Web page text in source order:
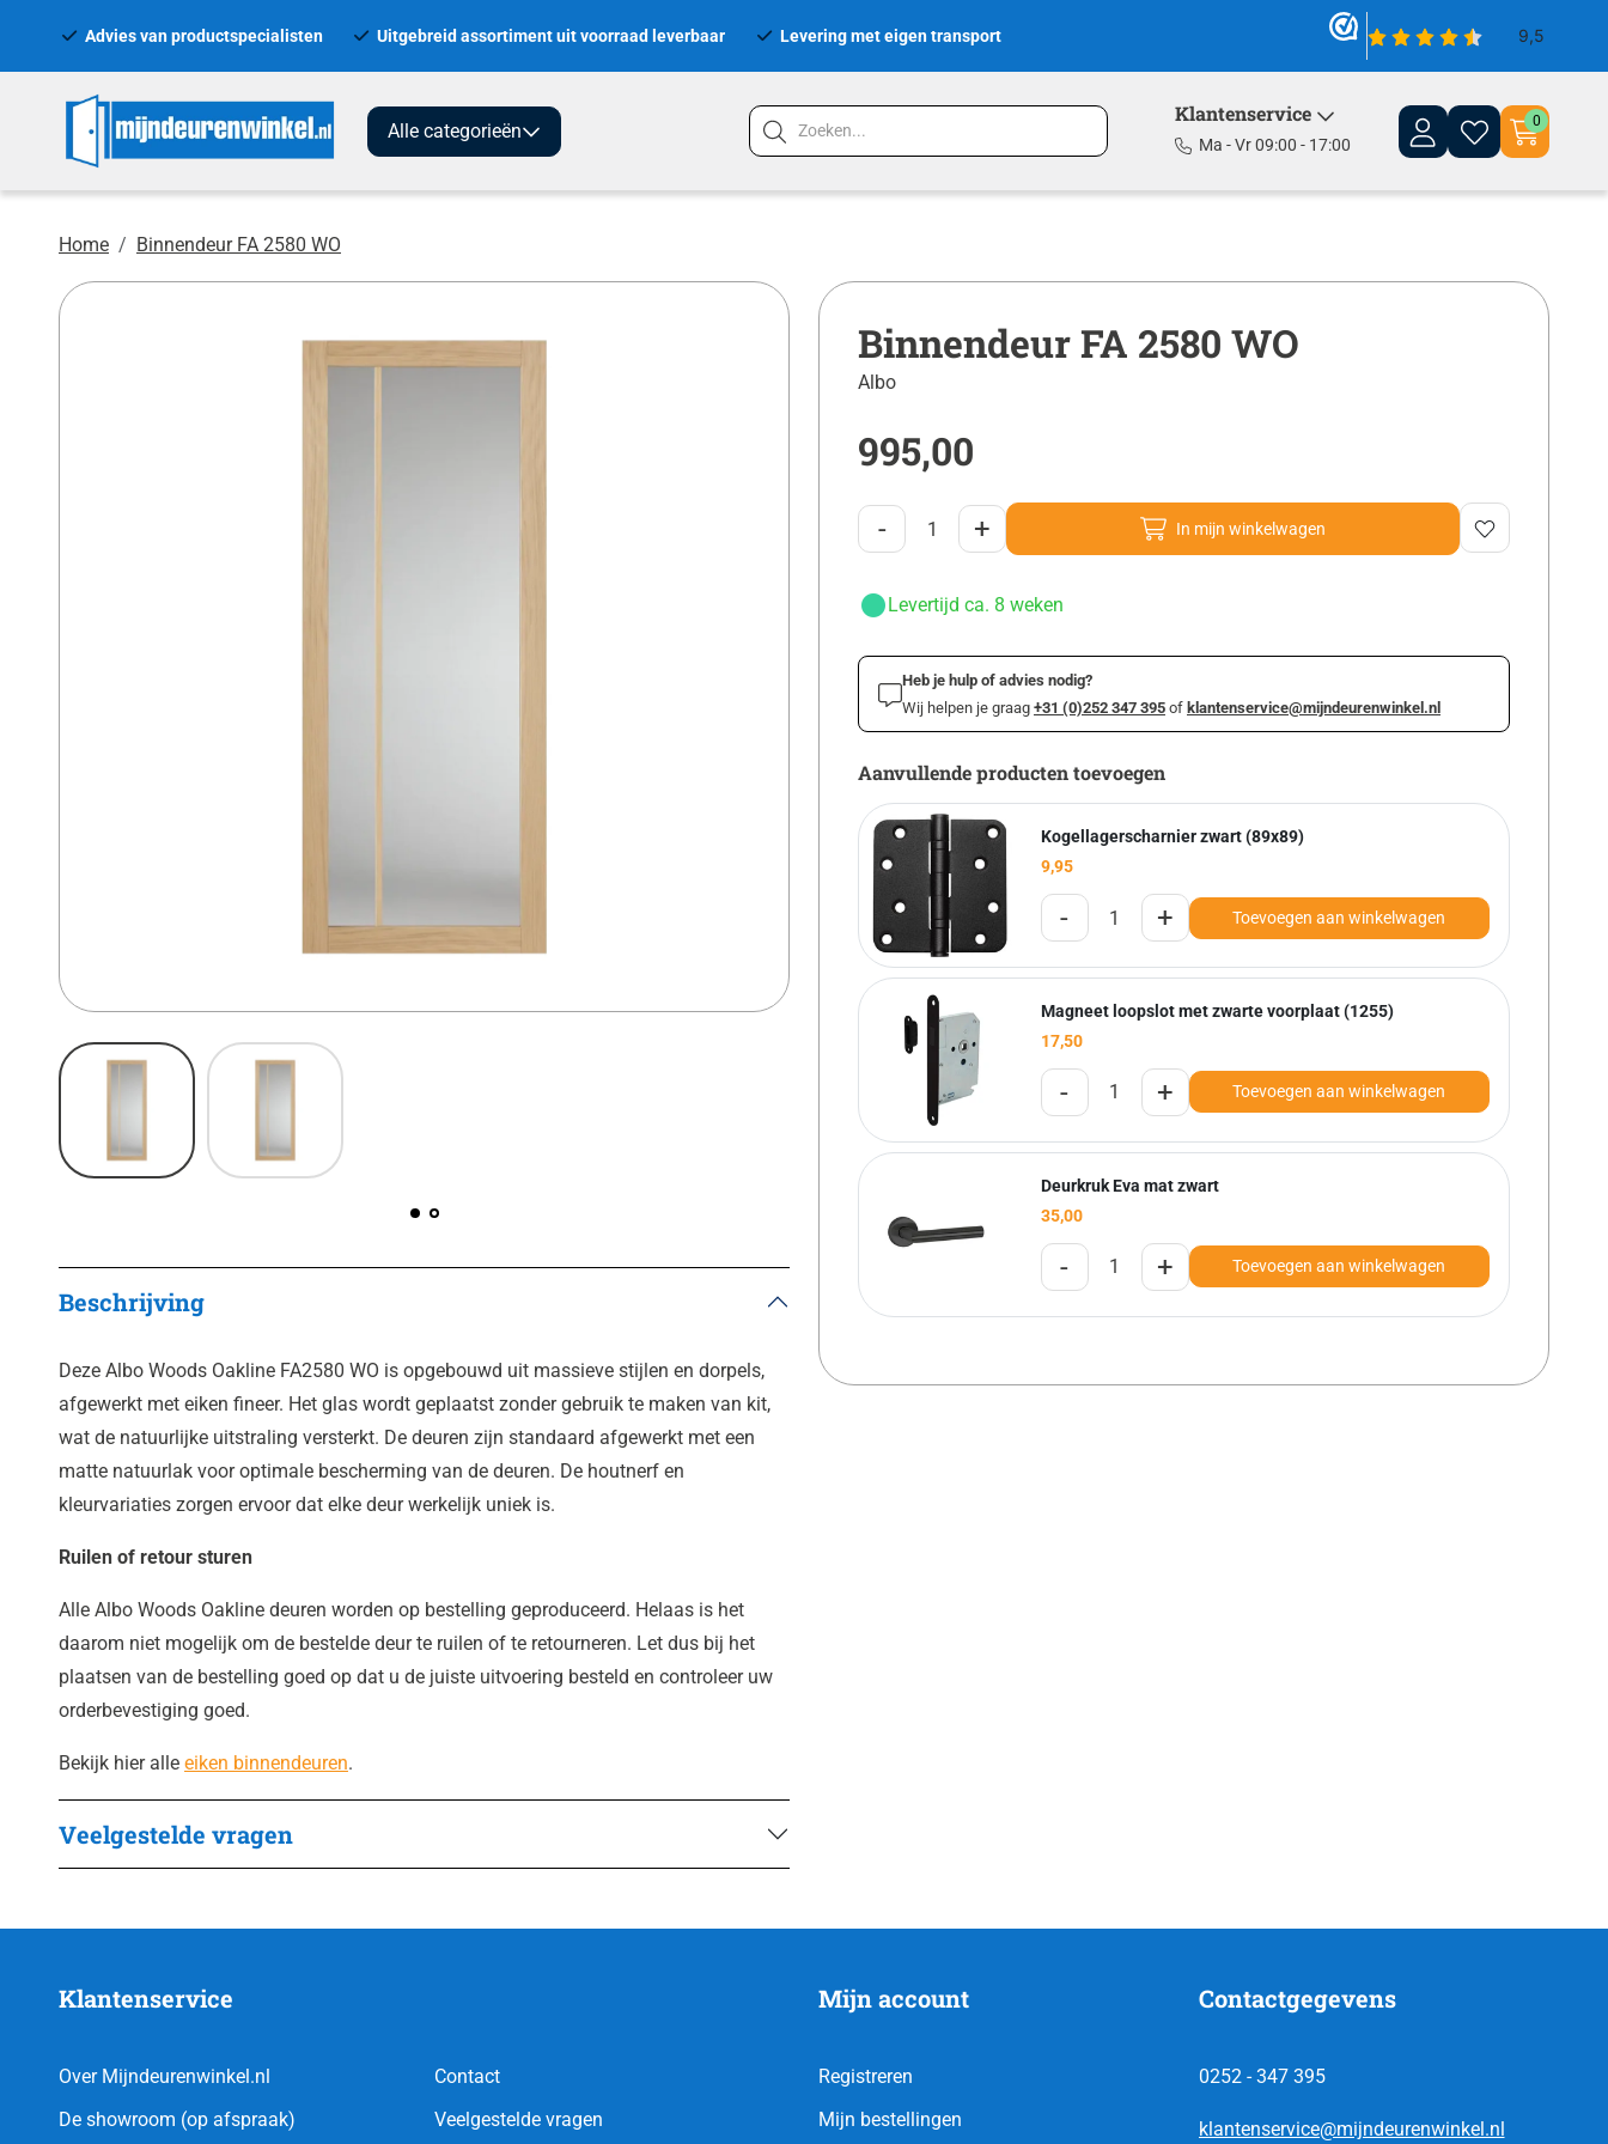
Advies van productspecialisten Uitgebreid assortiment uit voorraad leverbaar Levering met eigen transport
Alle categorieën
Klantenservice
Ma - Vr 09:00 - 17:00
0
Home Binnendeur FA 2580 WO
Beschrijving
Deze Albo Woods Oakline FA2580 WO is opgebouwd uit massieve stijlen en dorpels,
afgewerkt met eiken fineer. Het glas wordt geplaatst zonder gebruik te maken van kit,
wat de natuurlijke uitstraling versterkt. De deuren zijn standaard afgewerkt met een
matte natuurlak voor optimale bescherming van de deuren. De houtnerf en
kleurvariaties zorgen ervoor dat elke deur werkelijk uniek is.
Ruilen of retour sturen
Alle Albo Woods Oakline deuren worden op bestelling geproduceerd. Helaas is het
daarom niet mogelijk om de bestelde deur te ruilen of te retourneren. Let dus bij het
plaatsen van de bestelling goed op dat u de juiste uitvoering besteld en controleer uw
orderbevestiging goed.
Bekijk hier alle eiken binnendeuren.
Veelgestelde vragen
Binnendeur FA 2580 WO
Albo
995,00
- + In mijn winkelwagen
Levertijd ca. 8 weken
Heb je hulp of advies nodig?
Wij helpen je graag +31 (0)252 347 395 of klantenservice@mijndeurenwinkel.nl
Aanvullende producten toevoegen
Kogellagerscharnier zwart (89x89)
9,95
- + Toevoegen aan winkelwagen
Magneet loopslot met zwarte voorplaat (1255)
17,50
- + Toevoegen aan winkelwagen
Deurkruk Eva mat zwart
35,00
- + Toevoegen aan winkelwagen
Klantenservice
Over Mijndeurenwinkel.nl
De showroom (op afspraak)
Contact
Veelgestelde vragen
Mijn account
Registreren
Mijn bestellingen
Contactgegevens
0252 - 347 395
klantenservice@mijndeurenwinkel.nl